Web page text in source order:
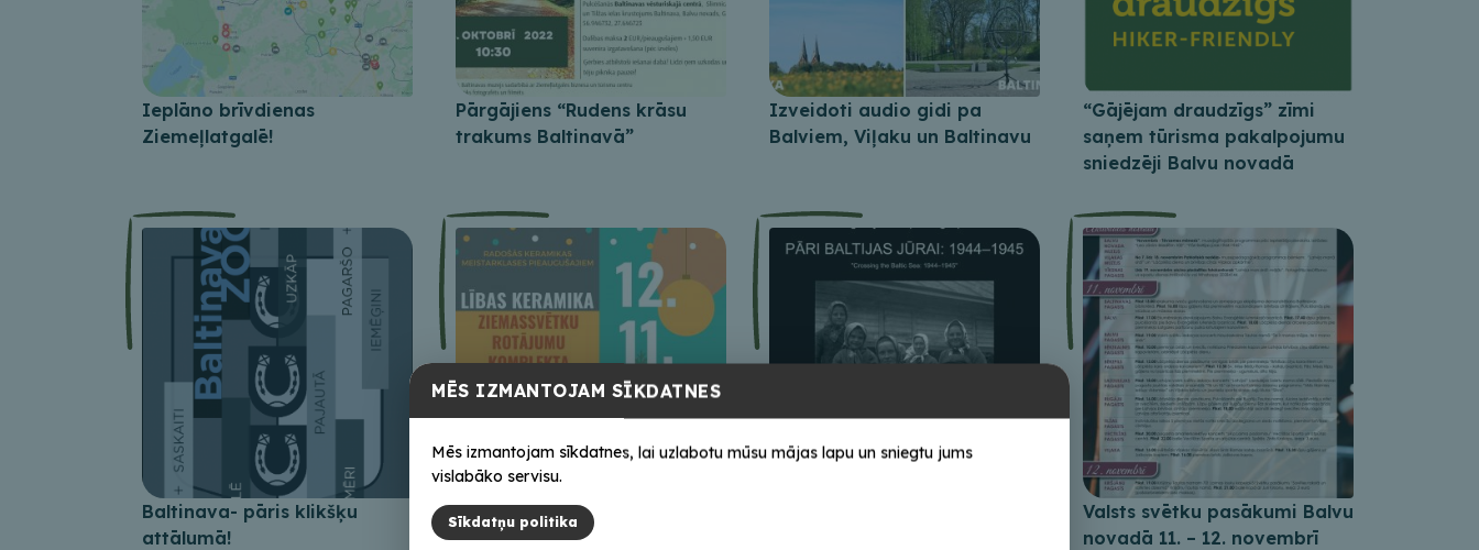
Ieplāno brīvdienas
Ziemeļlatgalē!
Pārgājiens “Rudens krāsu
trakums Baltinavā”
Izveidoti audio gidi pa
Balviem, Viļaku un Baltinavu
“Gājējam draudzīgs” zīmi
saņem tūrisma pakalpojumu
sniedzēji Balvu novadā
Baltinava- pāris klikšķu
attālumā!
Iespēja apmeklēt
meistarklases “Lības
Valsts svētku pasākumi Balvu
novadā 11. – 12. novembrī
MĒS IZMANTOJAM SĪKDATNES
Mēs izmantojam sīkdatnes, lai uzlabotu mūsu mājas lapu un sniegtu jums
vislabāko servisu.
Sīkdatņu politika